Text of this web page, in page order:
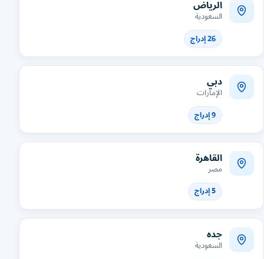
الرياض
السعودية
26 إدراج
دبي
الإمارات
9 إدراج
القاهرة
مصر
5 إدراج
جده
السعودية